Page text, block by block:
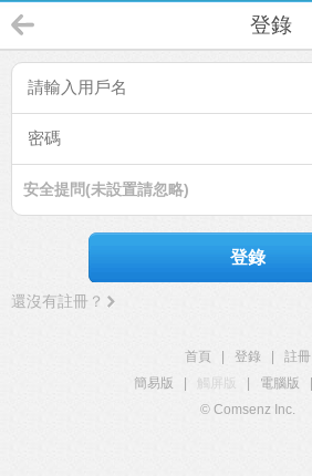
登錄
安全提問(未設置請忽略)
登錄
還沒有註冊？
首頁 登錄
註冊
簡易版
觸屏版 電腦版
© Comsenz Inc.